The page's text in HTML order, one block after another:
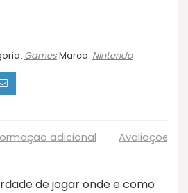
GamesMarca: Nintendo
adicional Avaliações
de jogar onde e como